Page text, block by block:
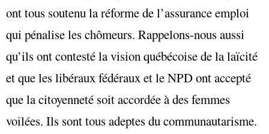
ont tous soutenu la réforme de l’assurance emploi
qui pénalise les chômeurs. Rappelons-nous aussi
qu’ils ont contesté la vision québécoise de la laïcité
et que les libéraux fédéraux et le NPD ont accepté
que la citoyenneté soit accordée à des femmes
voilées. Ils sont tous adeptes du communautarisme.